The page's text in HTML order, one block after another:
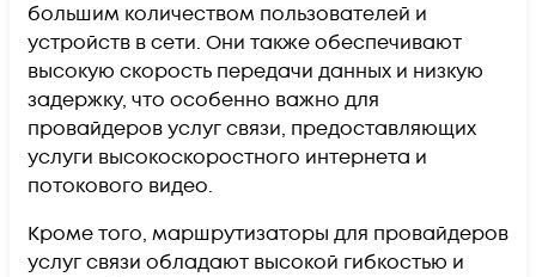
большим количеством пользователей и
устройств в сети. Они также обеспечивают
высокую скорость передачи данных и низкую
задержку, что особенно важно для
провайдеров услуг связи, предоставляющих
услуги высокоскоростного интернета и
потокового видео.
Кроме того, маршрутизаторы для провайдеров
услуг связи обладают высокой гибкостью и